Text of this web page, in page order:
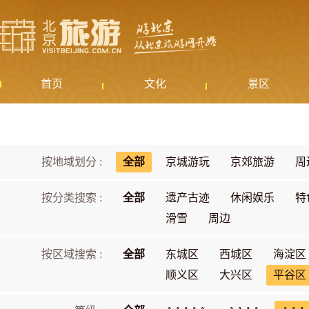
首页 文化 景区
按地域划分 : 全部 京城游玩 京郊旅游 周
按分类搜索 : 全部 遗产古迹 休闲娱乐
特
滑雪
周边
按区域搜索 : 全部 东城区 西城区
海淀区
顺义区
大兴区 平谷区